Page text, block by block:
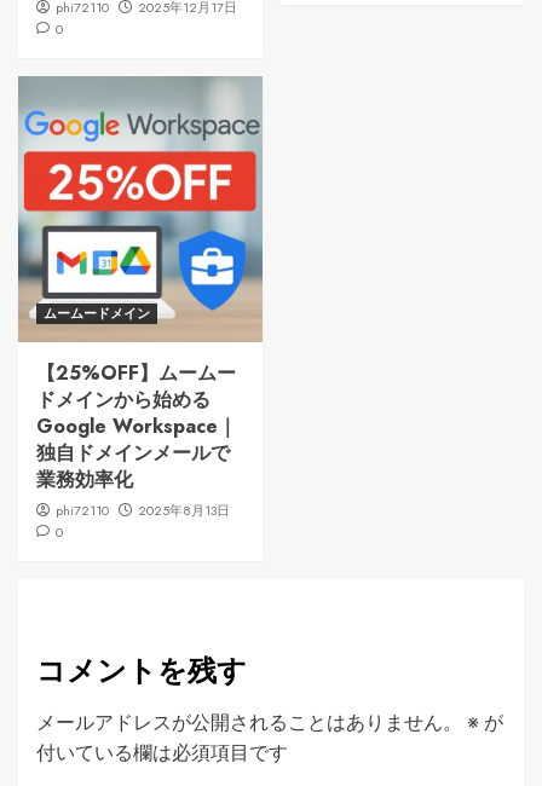
phi72110
2025年12月17日
0
ムームードメイン
【25%OFF】ムームー
ドメインから始める
Google Workspace｜
独自ドメインメールで
業務効率化
phi72110
2025年8月13日
0
コメントを残す
メールアドレスが公開されることはありません。 ※ が
付いている欄は必須項目です